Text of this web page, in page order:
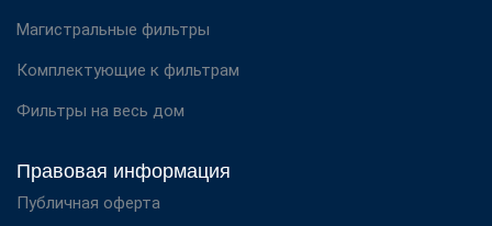
Магистральные фильтры
Комплектующие к фильтрам
Фильтры на весь дом
Правовая информация
Публичная оферта